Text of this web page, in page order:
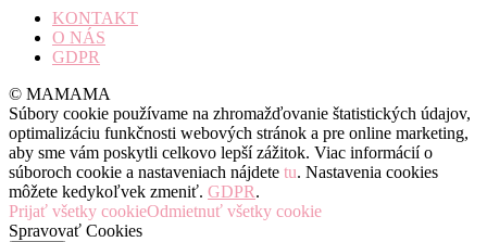
KONTAKT
O NÁS
GDPR
© MAMAMA
Súbory cookie používame na zhromažďovanie štatistických údajov,
optimalizáciu funkčnosti webových stránok a pre online marketing,
aby sme vám poskytli celkovo lepší zážitok. Viac informácií o
súboroch cookie a nastaveniach nájdete tu. Nastavenia cookies
môžete kedykoľvek zmeniť. GDPR.
Prijať všetky cookieOdmietnuť všetky cookie
Spravovať Cookies